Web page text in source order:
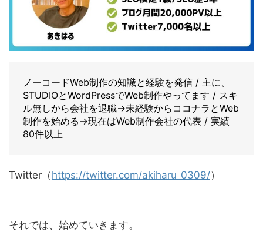
ノーコードWeb制作の知識と経験を発信 / 主に、
STUDIOとWordPressでWeb制作やってます / スキ
ル無しから会社を退職→未経験からココナラとWeb
制作を始める→現在はWeb制作会社の代表 / 実績
80件以上
Twitter（https://twitter.com/akiharu_0309/）
それでは、始めていきます。